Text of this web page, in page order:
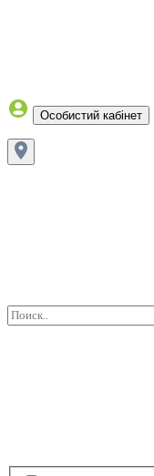
Особистий кабінет